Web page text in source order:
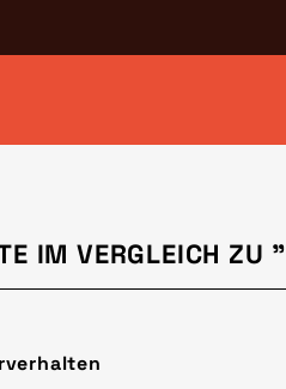
IM VERGLEICH